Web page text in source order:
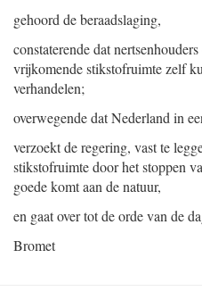
gehoord de beraadslaging,
constaterende dat
vrijkomende stikstofruimte zelf
verhandelen;
overwegende dat Nederland in
verzoekt de regering, vast te
stikstofruimte door het stoppen
goede komt aan de natuur,
en gaat over tot de orde van de
Bromet